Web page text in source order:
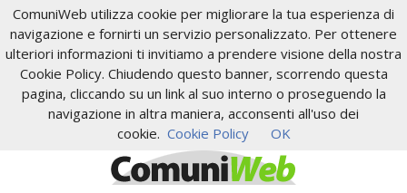
ComuniWeb utilizza cookie per migliorare la tua esperienza di
navigazione e fornirti un servizio personalizzato. Per ottenere
ulteriori informazioni ti invitiamo a prendere visione della nostra
Cookie Policy. Chiudendo questo banner, scorrendo questa
pagina, cliccando su un link al suo interno o proseguendo la
navigazione in altra maniera, acconsenti all'uso dei
cookie. Cookie Policy OK